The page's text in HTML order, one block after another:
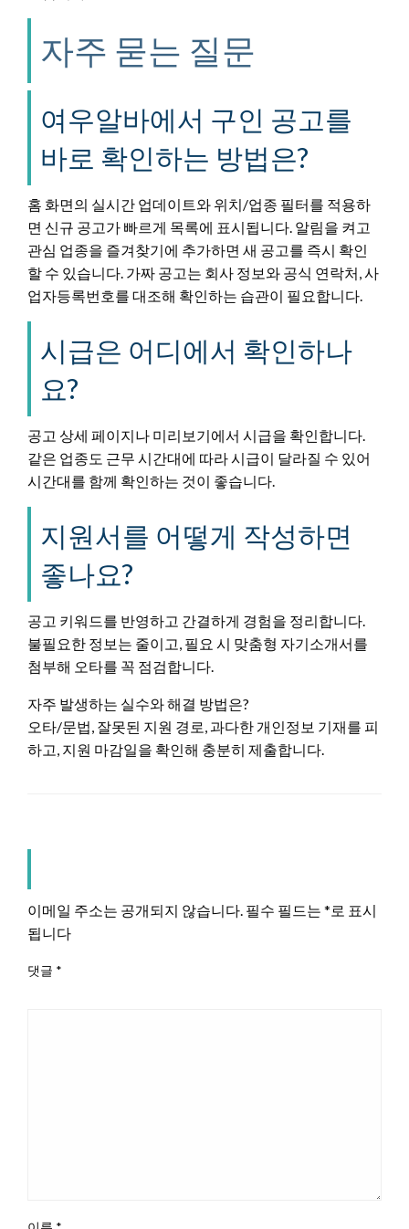
자주 묻는 질문
여우알바에서 구인 공고를
바로 확인하는 방법은?
홈 화면의 실시간 업데이트와 위치/업종 필터를 적용하
면 신규 공고가 빠르게 목록에 표시됩니다. 알림을 켜고
관심 업종을 즐겨찾기에 추가하면 새 공고를 즉시 확인
할 수 있습니다. 가짜 공고는 회사 정보와 공식 연락처, 사
업자등록번호를 대조해 확인하는 습관이 필요합니다.
시급은 어디에서 확인하나
요?
공고 상세 페이지나 미리보기에서 시급을 확인합니다.
같은 업종도 근무 시간대에 따라 시급이 달라질 수 있어
시간대를 함께 확인하는 것이 좋습니다.
지원서를 어떻게 작성하면
좋나요?
공고 키워드를 반영하고 간결하게 경험을 정리합니다.
불필요한 정보는 줄이고, 필요 시 맞춤형 자기소개서를
첨부해 오타를 꼭 점검합니다.
자주 발생하는 실수와 해결 방법은?
오타/문법, 잘못된 지원 경로, 과다한 개인정보 기재를 피
하고, 지원 마감일을 확인해 충분히 제출합니다.
이메일 주소는 공개되지 않습니다. 필수 필드는 *로 표시
됩니다
댓글 *